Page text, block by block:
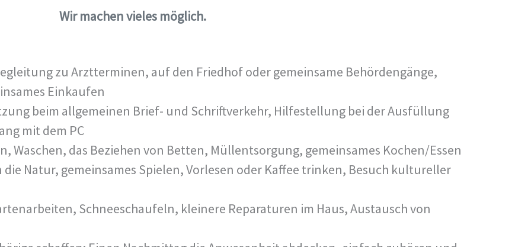
Wir machen vieles möglich.
zu Arztterminen, auf den Friedhof oder gemeinsame Behördengänge,
Einkaufen
beim allgemeinen Brief- und Schriftverkehr, Hilfestellung bei der Ausfüllung
mit dem PC
Waschen, das Beziehen von Betten, Müllentsorgung, gemeinsames Kochen/Essen
Natur, gemeinsames Spielen, Vorlesen oder Kaffee trinken, Besuch kultureller
Schneeschaufeln, kleinere Reparaturen im Haus, Austausch von